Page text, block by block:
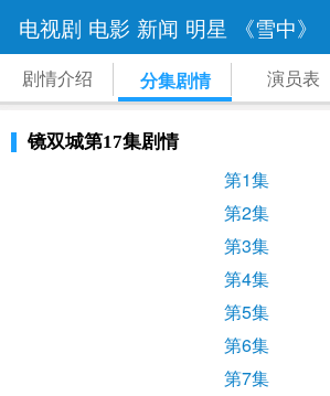
电视剧 电影 新闻 明星 《雪中》
剧情介绍 分集剧情 演员表
镜双城第17集剧情
第1集
第2集
第3集
第4集
第5集
第6集
第7集